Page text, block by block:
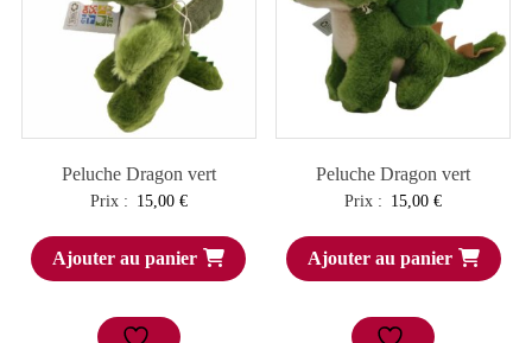
Peluche Dragon vert
Prix : 15,00 €
Ajouter au panier
Peluche Dragon vert
Prix : 15,00€
Ajouter au panier